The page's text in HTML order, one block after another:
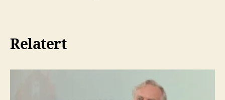
Relatert